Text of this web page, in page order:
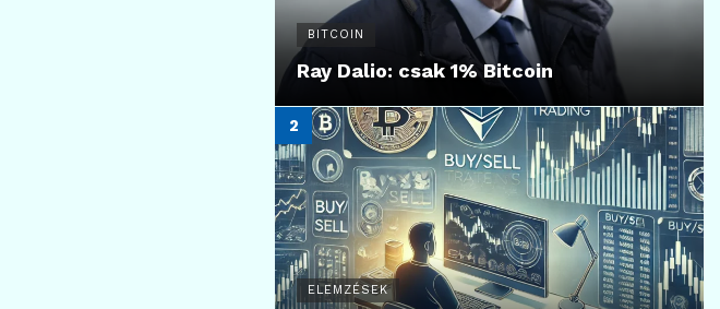
BITCOIN
Ray Dalio: csak 1% Bitcoin
ELEMZÉSEK